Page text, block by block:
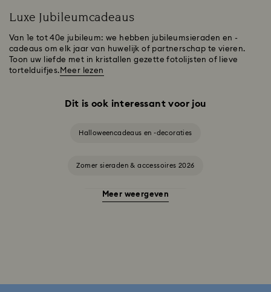
Luxe Jubileumcadeaus
Van 1e tot 40e jubileum: we hebben jubileumsieraden en -
cadeaus om elk jaar van huwelijk of partnerschap te vieren.
Toon uw liefde met in kristallen gezette fotolijsten of lieve
tortelduifjes. Meer lezen
Dit is ook interessant voor jou
Halloweencadeaus en -decoraties
Zomer sieraden & accessoires 2026
Alice in Wonderland-collectie
Meer weergeven